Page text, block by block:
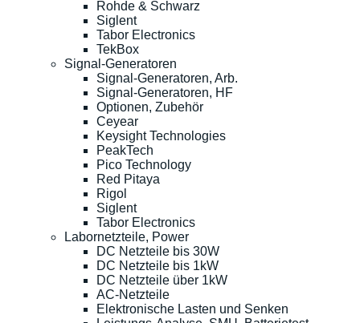
Rohde & Schwarz
Siglent
Tabor Electronics
TekBox
Signal-Generatoren
Signal-Generatoren, Arb.
Signal-Generatoren, HF
Optionen, Zubehör
Ceyear
Keysight Technologies
PeakTech
Pico Technology
Red Pitaya
Rigol
Siglent
Tabor Electronics
Labornetzteile, Power
DC Netzteile bis 30W
DC Netzteile bis 1kW
DC Netzteile über 1kW
AC-Netzteile
Elektronische Lasten und Senken